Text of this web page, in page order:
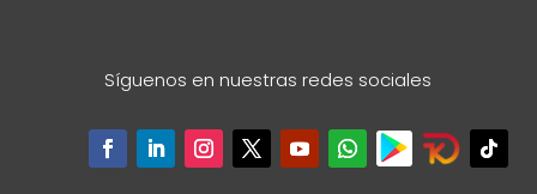
Síguenos en nuestras redes sociales